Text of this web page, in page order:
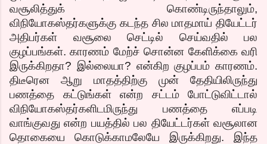
வசூலித்துக் கொண்டிருந்தாலும்,
விநியோகஸ்தர்களுக்கு கடந்த சில மாதமாய் தியேட்டர்
அதிபர்கள் வசூலை செட்டில் செய்வதில் பல
குழப்பங்கள். காரணம் மேற்ச் சொன்ன கேளிக்கை வரி
இருக்கிறதா? இல்லையா? என்கிற குழப்பம் காரணம்.
திடீரென ஆறு மாதத்திற்கு முன் தேதியிலிருந்து
பணத்தை கட்டுங்கள் என்ற சட்டம் போட்டுவிட்டால்
விநியோகஸ்தர்களிடமிருந்து பணத்தை எப்படி
வாங்குவது என்ற பயத்தில் பல தியேட்டர்கள் வசூலான
தொகையை கொடுக்காமலேயே இருக்கிறது. இந்த